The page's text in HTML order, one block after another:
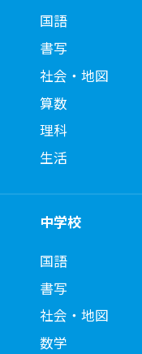
国語
書写
社会・地図
算数
理科
生活
中学校
国語
書写
社会・地図
数学